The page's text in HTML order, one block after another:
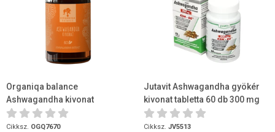
Organiqa balance
Ashwagandha kivonat
kapszula 60 db
Cikksz. OGQ7670
Jutavit Ashwagandha gyökér
kivonat tabletta 60 db 300 mg
Cikksz. JV5513